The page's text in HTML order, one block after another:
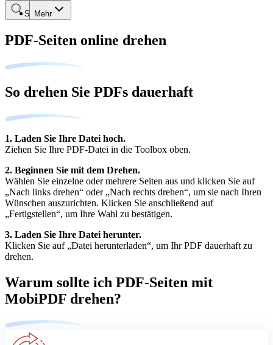
Mehr
Suche
PDF-Seiten online drehen
So drehen Sie PDFs dauerhaft
1. Laden Sie Ihre Datei hoch.
Ziehen Sie Ihre PDF-Datei in die Toolbox oben.
2. Beginnen Sie mit dem Drehen.
Wählen Sie einzelne oder mehrere Seiten aus und klicken Sie auf
„Nach links drehen“ oder „Nach rechts drehen“, um sie nach Ihren
Wünschen auszurichten. Klicken Sie anschließend auf
„Fertigstellen“, um Ihre Wahl zu bestätigen.
3. Laden Sie Ihre Datei herunter.
Klicken Sie auf „Datei herunterladen“, um Ihr PDF dauerhaft zu
drehen.
Warum sollte ich PDF-Seiten mit
MobiPDF drehen?